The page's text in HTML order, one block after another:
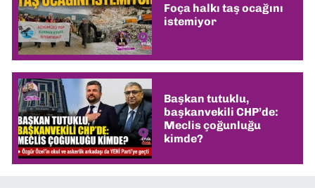
Foça halkı taş ocağını
istemiyor
Başkan tutuklu,
başkanvekili CHP’de:
Meclis çoğunluğu
kimde?